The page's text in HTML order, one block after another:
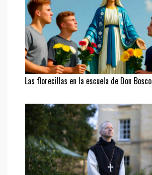
Las florecillas en la escuela de Don Bosco